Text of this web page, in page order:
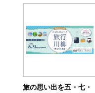
旅の思い出を五・七・